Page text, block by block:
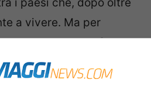
a vivere. Ma per
andare? Come farle?
i possibili vacanzieri
le vacanze di